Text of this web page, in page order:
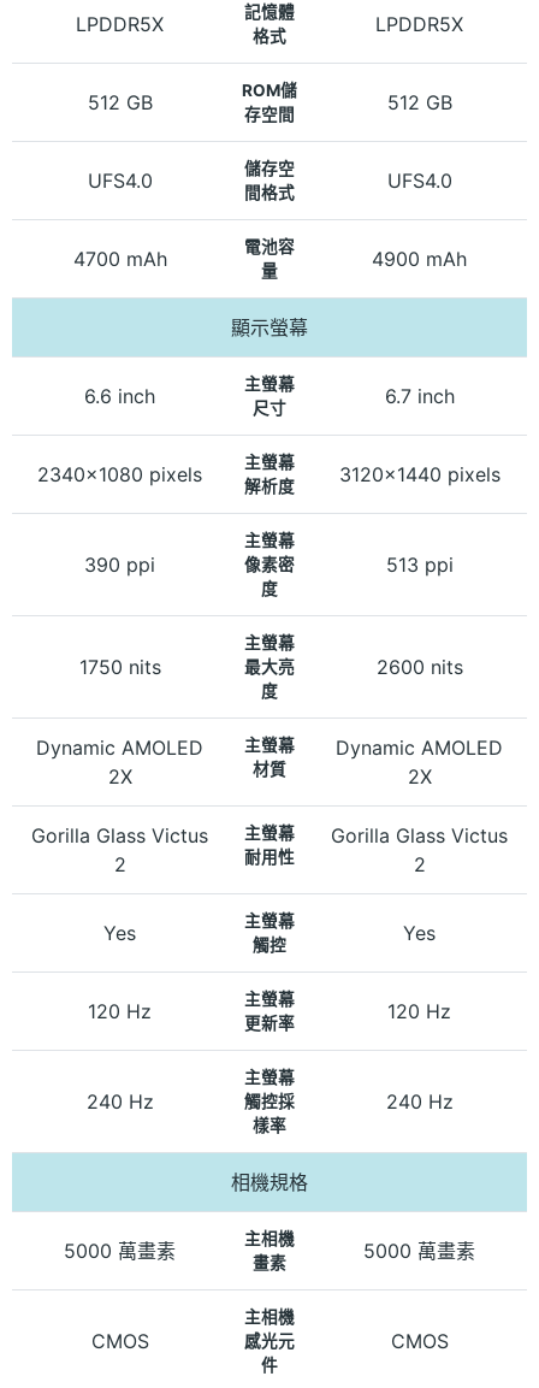
LPDDR5X
記憶體
格式
LPDDR5X
512 GB
ROM儲
存空間
512 GB
UFS4.0
儲存空
間格式
UFS4.0
4700 mAh
電池容
量
4900 mAh
顯示螢幕
6.6 inch
主螢幕
尺寸
6.7 inch
2340x1080 pixels
主螢幕
解析度
3120x1440 pixels
390 ppi
主螢幕
像素密
度
513 ppi
1750 nits
主螢幕
最大亮
度
2600 nits
Dynamic AMOLED
2X
主螢幕
材質
Dynamic AMOLED
2X
Gorilla Glass Victus
2
主螢幕
耐用性
Gorilla Glass Victus
2
Yes
主螢幕
觸控
Yes
120 Hz
主螢幕
更新率
120 Hz
240 Hz
主螢幕
觸控採
樣率
240 Hz
相機規格
5000 萬畫素
主相機
畫素
5000 萬畫素
CMOS
主相機
感光元
件
CMOS